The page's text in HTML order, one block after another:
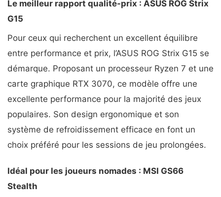
Le meilleur rapport qualité-prix : ASUS ROG Strix
G15
Pour ceux qui recherchent un excellent équilibre
entre performance et prix, l’ASUS ROG Strix G15 se
démarque. Proposant un processeur Ryzen 7 et une
carte graphique RTX 3070, ce modèle offre une
excellente performance pour la majorité des jeux
populaires. Son design ergonomique et son
système de refroidissement efficace en font un
choix préféré pour les sessions de jeu prolongées.
Idéal pour les joueurs nomades : MSI GS66
Stealth